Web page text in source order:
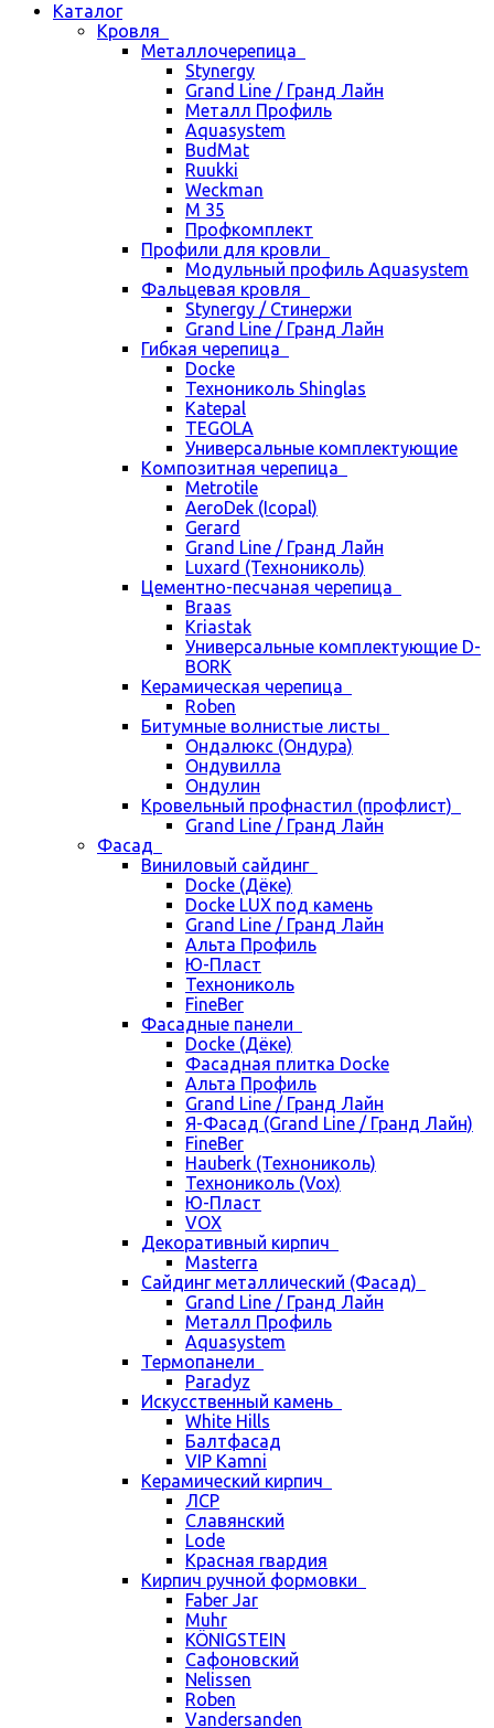
Каталог
Кровля
Металлочерепица
Stynergy
Grand Line / Гранд Лайн
Металл Профиль
Aquasystem
BudMat
Ruukki
Weckman
М 35
Профкомплект
Профили для кровли
Модульный профиль Aquasystem
Фальцевая кровля
Stynergy / Стинержи
Grand Line / Гранд Лайн
Гибкая черепица
Docke
Технониколь Shinglas
Katepal
TEGOLA
Универсальные комплектующие
Композитная черепица
Metrotile
AeroDek (Icopal)
Gerard
Grand Line / Гранд Лайн
Luxard (Технониколь)
Цементно-песчаная черепица
Braas
Kriastak
Универсальные комплектующие D-
BORK
Керамическая черепица
Roben
Битумные волнистые листы
Ондалюкс (Ондура)
Ондувилла
Ондулин
Кровельный профнастил (профлист)
Grand Line / Гранд Лайн
Фасад
Виниловый сайдинг
Docke (Дёке)
Docke LUX под камень
Grand Line / Гранд Лайн
Альта Профиль
Ю-Пласт
Технониколь
FineBer
Фасадные панели
Docke (Дёке)
Фасадная плитка Docke
Альта Профиль
Grand Line / Гранд Лайн
Я-Фасад (Grand Line / Гранд Лайн)
FineBer
Hauberk (Технониколь)
Технониколь (Vox)
Ю-Пласт
VOX
Декоративный кирпич
Masterra
Сайдинг металлический (Фасад)
Grand Line / Гранд Лайн
Металл Профиль
Aquasystem
Термопанели
Paradyz
Искусственный камень
White Hills
Балтфасад
VIP Kamni
Керамический кирпич
ЛСР
Славянский
Lode
Красная гвардия
Кирпич ручной формовки
Faber Jar
Muhr
KÖNIGSTEIN
Сафоновский
Nelissen
Roben
Vandersanden